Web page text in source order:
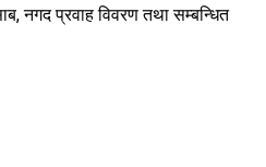
नगद प्रवाह विवरण तथा सम्बन्धित